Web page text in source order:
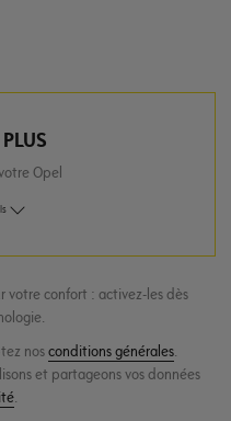
Opel
votre confort : activez-les dès
nosconditions générales.
et partageons vos données
.